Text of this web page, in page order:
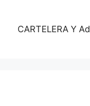
CARTELERA Y